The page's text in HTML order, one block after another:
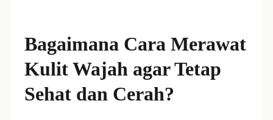
Bagaimana Cara Merawat
Kulit Wajah agar Tetap
Sehat dan Cerah?